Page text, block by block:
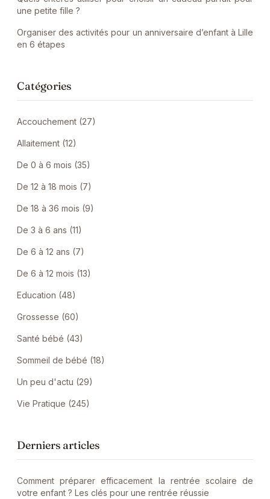
une petite fille ?
Organiser des activités pour un anniversaire d’enfant à Lille
en 6 étapes
Catégories
Accouchement (27)
Allaitement (12)
De 0 à 6 mois (35)
De 12 à 18 mois (7)
De 18 à 36 mois (9)
De 3 à 6 ans (11)
De 6 à 12 ans (7)
De 6 à 12 mois (13)
Education (48)
Grossesse (60)
Santé bébé (43)
Sommeil de bébé (18)
Un peu d'actu (29)
Vie Pratique (245)
Derniers articles
Comment préparer efficacement la rentrée scolaire de
votre enfant ? Les clés pour une rentrée réussie